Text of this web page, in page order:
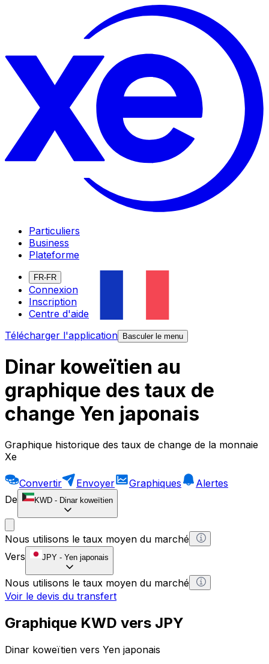
Particuliers
Business
Plateforme
FR-FR
Connexion
Inscription
Centre d'aide
Télécharger l'application
Basculer le menu
Dinar koweïtien au
graphique des taux de
change Yen japonais
Graphique historique des taux de change de la monnaie
Xe
Convertir Envoyer Graphiques
Alertes
De
KWD - Dinar koweïtien
Nous utilisons le taux moyen du marché
Vers
JPY - Yen japonais
Nous utilisons le taux moyen du marché
Voir le devis du transfert
Graphique KWD vers JPY
Dinar koweïtien vers Yen japonais